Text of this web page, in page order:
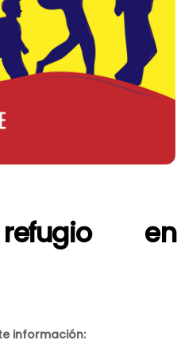
en
información: